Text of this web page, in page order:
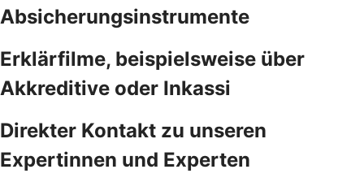
Absicherungsinstrumente
Erklärfilme, beispielsweise über
Akkreditive oder Inkassi
Direkter Kontakt zu unseren
Expertinnen und Experten